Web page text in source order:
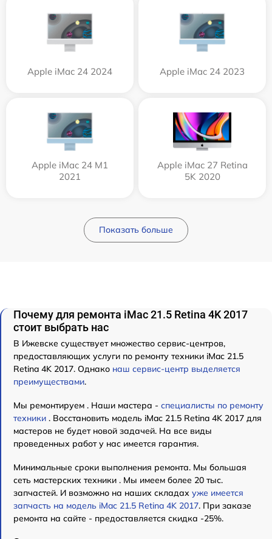
Apple iMac 24 2024 Apple iMac 24 2023
Apple iMac 24 M1
2021
Apple iMac 27 Retina
5K 2020
Показать больше
Почему для ремонта iMac 21.5 Retina 4K 2017
стоит выбрать нас
В Ижевске существует множество сервис-центров,
предоставляющих услуги по ремонту техники iMac 21.5
Retina 4K 2017. Однако наш сервис-центр выделяется
преимуществами.
Мы ремонтируем . Наши мастера - специалисты по ремонту
техники . Восстановить модель iMac 21.5 Retina 4K 2017 для
мастеров не будет новой задачей. На все виды
проведенных работ у нас имеется гарантия.
Минимальные сроки выполнения ремонта. Мы большая
сеть мастерских техники . Мы имеем более 20 тыс.
запчастей. И возможно на наших складах уже имеется
запчасть на модель iMac 21.5 Retina 4K 2017. При заказе
ремонта на сайте - предоставляется скидка -25%.